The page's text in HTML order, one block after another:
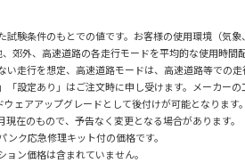
験条件のもとでの値です。お客様の使用環境（気
郊外、高速道路の各走行モードを平均的な使用時
い走行を想定、高速道路モードは、高速道路等での走
設定あり」はご注文時に申し受けます。メーカー
ェアアップグレードとして後付けが可能となります。
在のもので、予告なく変更となる場合があります。
ク応急修理キット付の価格です。
ン価格は含まれていません。